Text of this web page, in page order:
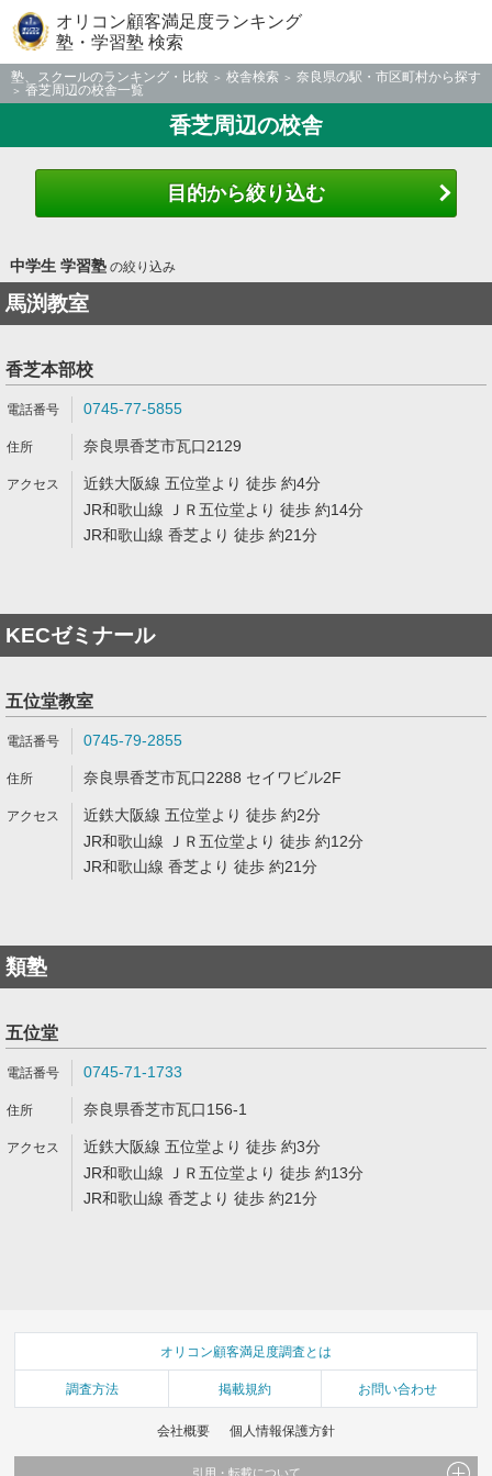
オリコン顧客満足度ランキング
塾・学習塾 検索
塾、スクールのランキング・比較 校舎検索
奈良県の駅・市区町村から探す
香芝周辺の校舎一覧
香芝周辺の校舎
目的から絞り込む
中学生 学習塾の絞り込み
馬渕教室
香芝本部校
0745-77-5855
奈良県香芝市瓦口2129
近鉄大阪線 五位堂より 徒歩 約4分
JR和歌山線 ＪＲ五位堂より 徒歩 約14分
JR和歌山線 香芝より 徒歩 約21分
KECゼミナール
五位堂教室
0745-79-2855
奈良県香芝市瓦口2288 セイワビル2F
近鉄大阪線 五位堂より 徒歩 約2分
JR和歌山線 ＪＲ五位堂より 徒歩 約12分
JR和歌山線 香芝より 徒歩 約21分
類塾
五位堂
0745-71-1733
奈良県香芝市瓦口156-1
近鉄大阪線 五位堂より 徒歩 約3分
JR和歌山線 ＪＲ五位堂より 徒歩 約13分
JR和歌山線 香芝より 徒歩 約21分
オリコン顧客満足度調査とは
調査方法 掲載規約 お問い合わせ
会社概要 個人情報保護方針
引用・転載について